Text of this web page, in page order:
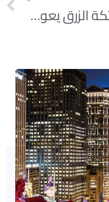
الملائكة الزرق يعودو إلى سماء شيكاغو